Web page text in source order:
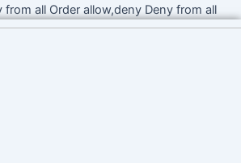
from all Order allow,deny Deny from allIr
al